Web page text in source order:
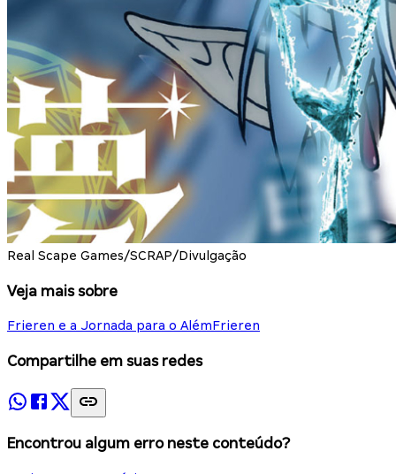
Real Scape Games/SCRAP/Divulgação
Veja mais sobre
Frieren e a Jornada para o AlémFrieren
Compartilhe em suas redes
Encontrou algum erro neste conteúdo?